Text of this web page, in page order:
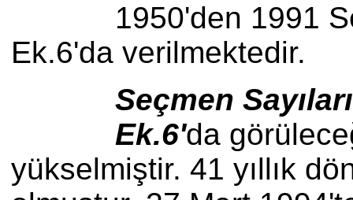
1950'den 1991
Ek.6'da verilmektedir.
Seçmen Sayıları
Ek.6'da
yükselmiştir. 41 yıllık